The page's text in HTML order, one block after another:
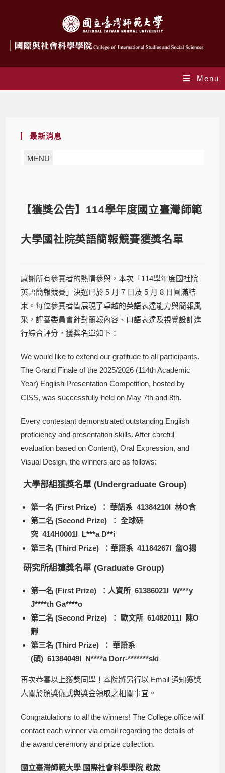
Menu
最新消息
MENU
【獲獎公告】114學年度國立臺灣師範
大學國社院英語簡報競賽獲獎名單
感謝所有參賽者的熱情參與，本次「114學年度國社院
英語簡報競賽」決選已於 5 月 7 日及 5 月 8 日圓滿結
束。每位參賽者皆展現了卓越的英語表達能力與簡報風
采，評審委員會針對簡報內容、口語表達及視覺設計進
行綜合評分，獲獎名單如下：
We would like to extend our gratitude to all participants.
The Grand Finale of the 2025/2026 (114th Academic
Year) English Presentation Competition, hosted by
CISS, was successfully held on May 7th and 8th.
Every contestant demonstrated outstanding English
proficiency and presentation skills. After careful
evaluation based on Content), Oral Expression, and
Visual Design, the winners are as follows:
大學部組獲獎名單 (Undergraduate Group)
第一名 (First Prize) ： 華語系 41384210I 林O含
第二名 (Second Prize) ： 全球研
究 414H0001I L***a D**i
第三名 (Third Prize) ：華語系 41184267I 詹O揚
研究所組獲獎名單 (Graduate Group)
第一名 (First Prize) ：人資所 61386021I W***y
J****th Ga****o
第二名 (Second Prize) ： 歐文所 61482011I 陳O
靜
第三名 (Third Prize) ： 華語系
(碩) 61384049I N****a Dorr-*******ski
再次恭喜以上獲獎同學！本院將另行以 Email 通知獲獎
人關於頒獎儀式與獎金領取之相關事宜。
Congratulations to all the winners! The College office will
contact each winner via email regarding the details of
the award ceremony and prize collection.
國立臺灣師範大學 國際社會科學學院 敬啟